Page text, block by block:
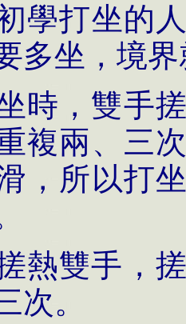
學打坐的
多坐，境
時，雙手
複兩、三
，所以打
熱雙手，
次。